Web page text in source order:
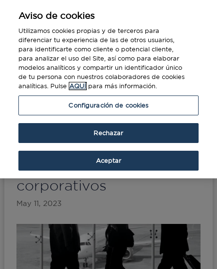
Portada»Beneficios de la digitalización en los
gastos de viaje corporativos
Beneficios de la
digitalización en los
gastos de viaje
corporativos
May 11, 2023
Aviso de cookies
Utilizamos cookies propias y de terceros para
diferenciar tu experiencia de las de otros usuarios,
para identificarte como cliente o potencial cliente,
para analizar el uso del Site, así como para elaborar
modelos analíticos y compartir un identificador único
de tu persona con nuestros colaboradores de cookies
analíticas. Pulse AQUÍ para más información.
Configuración de cookies
Rechazar
Aceptar